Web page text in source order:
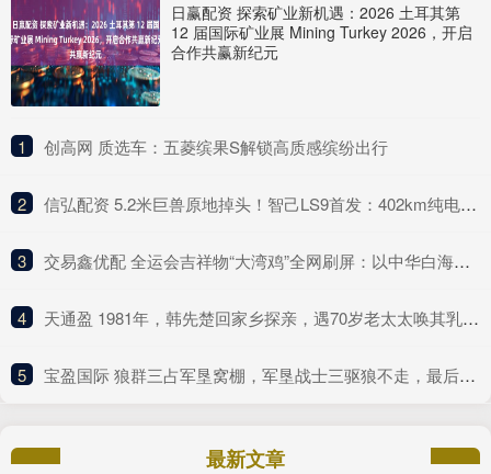
日赢配资 探索矿业新机遇：2026 土耳其第
12 届国际矿业展 Mining Turkey 2026，开启
合作共赢新纪元
1 ​创高网 质选车：五菱缤果S解锁高质感缤纷出行
2 ​信弘配资 5.2米巨兽原地掉头！智己LS9首发：402km纯电续航+线控黑科技
3 ​交易鑫优配 全运会吉祥物“大湾鸡”全网刷屏：以中华白海豚为原型
4 ​天通盈 1981年，韩先楚回家乡探亲，遇70岁老太太唤其乳名，泪水夺眶而出
5 ​宝盈国际 狼群三占军垦窝棚，军垦战士三驱狼不走，最后动用火攻｜轶闻
最新文章